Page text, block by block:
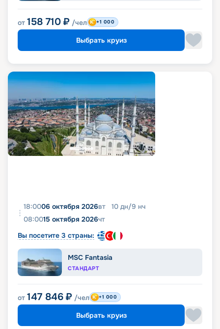
от 158 710 ₽ /чел +1 000
Выбрать круиз
18:0006 октября 2026вт 10 дн/9 нч
08:0015 октября 2026чт
Вы посетите 3 страны:
MSC Fantasia
СТАНДАРТ
от 147 846 ₽ /чел +1 000
Выбрать круиз